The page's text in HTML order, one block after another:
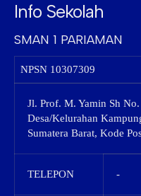
Info Sekolah
SMAN 1 PARIAMAN
NPSN 10307309
Jl. Prof. M. Yamin Sh
Desa/Kelurahan
Sumatera Barat, Kode
TELEPON -